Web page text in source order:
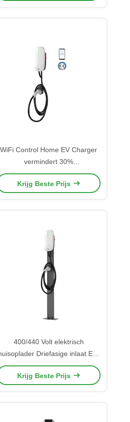
WiFi Control Home EV Charger
vermindert 30%
energieverspilling met 7kW
compact ontwerp 32Amp
Krijg Beste Prijs
400/440 Volt elektrisch
Driefasige inlaat EV-
oplaadstation
Krijg Beste Prijs